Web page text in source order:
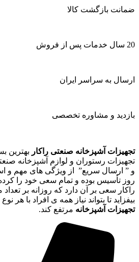
ضمانت بازگشت کالا
20 سال خدمات پس از فروش
ارسال به سراسر ایران
بازدید و مشاوره تخصصی
تجهیزات آشپزخانه صنعتی راکار بهترین
تجهیزات رستوران و لوازم آشپزخانه
و ” ارسال سریع” از ویژگی های مهم و
روز تأسیس بوده و تمام سعی خود را کرده
راکار سعی بر آن دارد که روزانه بر
بیفزاید تا بتواند نیاز همه ی افراد با هر
تجهیزات آشپزخانه مرتفع کند.